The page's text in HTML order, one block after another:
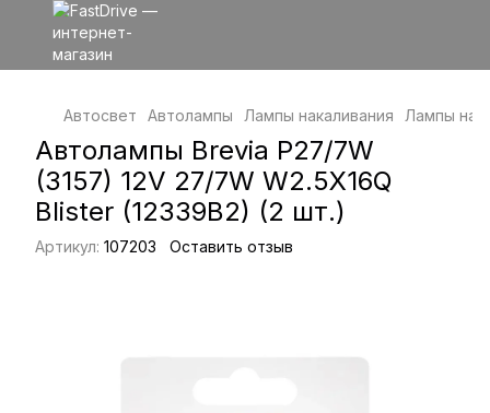
Автосвет Автолампы Лампы накаливания Лампы
Автолампы Brevia P27/7W
(3157) 12V 27/7W W2.5X16Q
Blister (12339B2) (2 шт.)
Артикул: 107203 Оставить отзыв